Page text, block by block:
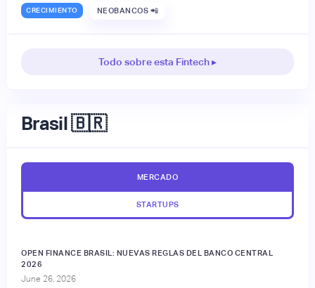
CRECIMIENTO NEOBANCOS 📲
Todo sobre esta Fintech ▸
Brasil 🇧🇷
MERCADO
STARTUPS
OPEN FINANCE BRASIL: NUEVAS REGLAS DEL BANCO CENTRAL
2026
June 26, 2026